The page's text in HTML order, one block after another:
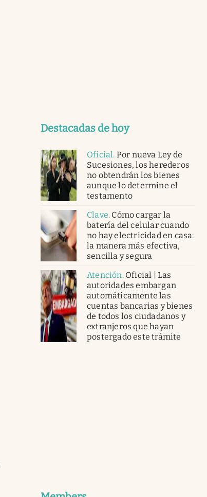
Destacadas de hoy
Oficial. Por nueva Ley de
Sucesiones, los herederos
no obtendrán los bienes
aunque lo determine el
testamento
Clave. Cómo cargar la
batería del celular cuando
no hay electricidad en casa:
la manera más efectiva,
sencilla y segura
Atención. Oficial | Las
autoridades embargan
automáticamente las
cuentas bancarias y bienes
de todos los ciudadanos y
extranjeros que hayan
postergado este trámite